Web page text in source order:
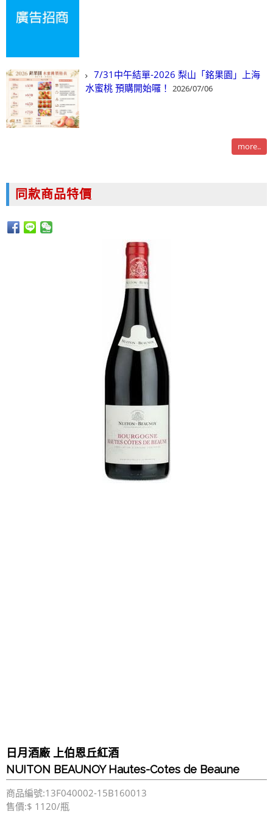
7/31中午結單-2026 梨山「銘果園」上海
水蜜桃 預購開始囉！ 2026/07/06
more..
同款商品特價
日月酒廠 上伯恩丘紅酒
NUITON BEAUNOY Hautes-Cotes de Beaune
商品編號:13F040002-15B160013
售價:$ 1120/瓶